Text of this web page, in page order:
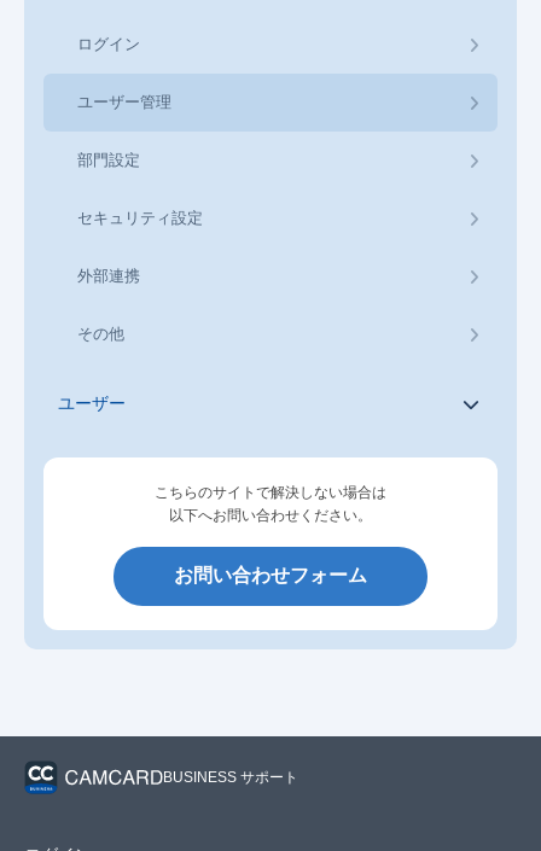
ログイン
ユーザー管理
部門設定
セキュリティ設定
外部連携
その他
ユーザー
こちらのサイトで解決しない場合は
以下へお問い合わせください。
お問い合わせフォーム
BUSINESS サポート